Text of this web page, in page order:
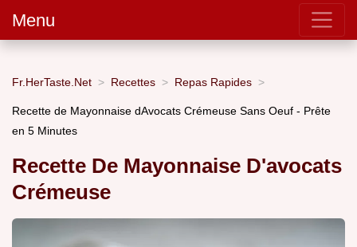
Menu
Fr.HerTaste.Net Recettes Repas Rapides
Recette de Mayonnaise dAvocats Crémeuse Sans Oeuf - Prête
en 5 Minutes
Recette De Mayonnaise D'avocats
Crémeuse